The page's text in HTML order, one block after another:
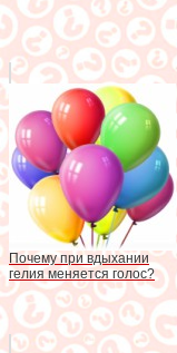
Почему при вдыхании
гелия меняется голос?